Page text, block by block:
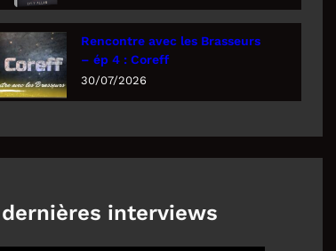
Rencontre avec les Brasseurs
– ép 4 : Coreff
30/07/2026
dernières interviews